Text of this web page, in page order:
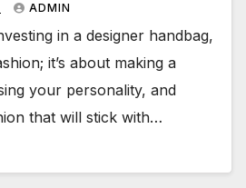
ADMIN
in a designer handbag,
it’s about making a
your personality, and
that will stick with…